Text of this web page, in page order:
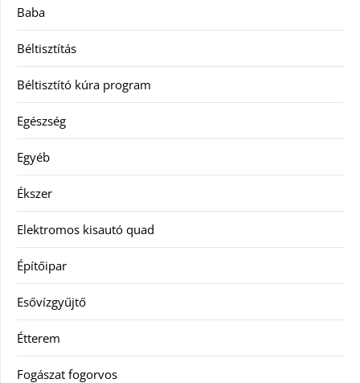
Baba
Béltisztítás
Béltisztító kúra program
Egészség
Egyéb
Ékszer
Elektromos kisautó quad
Építőipar
Esővízgyűjtő
Étterem
Fogászat fogorvos